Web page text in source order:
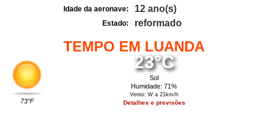
Idade da aeronave: 12 ano(s)
Estado: reformado
TEMPO EM LUANDA
73°F
23°C
Sol
Humidade: 71%
Vento: W a 21km/h
Detalhes e previsões